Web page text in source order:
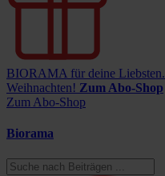
BIORAMA für deine Liebsten.
Weihnachten! Zum Abo-Shop
Zum Abo-Shop
Biorama